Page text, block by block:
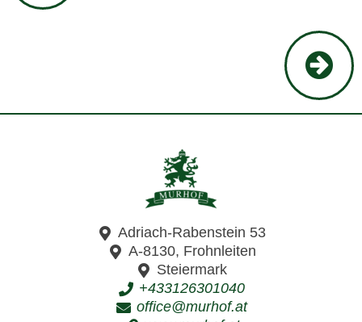
Adriach-Rabenstein 53
A-8130, Frohnleiten
Steiermark
+433126301040
office@murhof.at